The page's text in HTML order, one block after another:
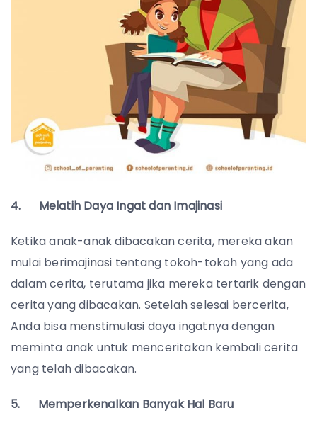
4. Melatih Daya Ingat dan Imajinasi
Ketika anak-anak dibacakan cerita, mereka akan
mulai berimajinasi tentang tokoh-tokoh yang ada
dalam cerita, terutama jika mereka tertarik dengan
cerita yang dibacakan. Setelah selesai bercerita,
Anda bisa menstimulasi daya ingatnya dengan
meminta anak untuk menceritakan kembali cerita
yang telah dibacakan.
5. Memperkenalkan Banyak Hal Baru